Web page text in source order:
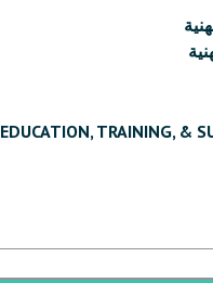
EDUCATION, TRAINING, &